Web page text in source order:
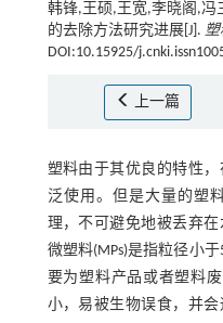
韩锋,王硕,王宽,李晓阁,冯
的去除方法研究进展[J]. 塑
DOI:10.15925/
上一篇
塑料由于其优良的特性，
泛使用。但是大量的塑
理，不可避免地被丢弃在
微塑料(MPs)是指粒径小
要为塑料产品或者塑料
小，易被生物误食，并